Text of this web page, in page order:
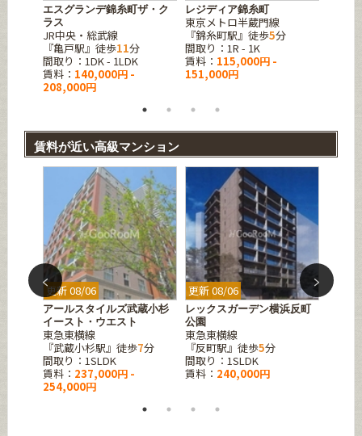
エスグランデ錦糸町ザ・ク
ラス
JR中央・総武線
『亀戸駅』徒歩11分
間取り：1DK - 1LDK
賃料： 140,000円 -
208,000円
レジディア錦糸町
東京メトロ半蔵門線
『錦糸町駅』徒歩5分
間取り：1R - 1K
賃料： 115,000円 -
151,000円
賃料が近い高級マンション
更新 08/06
アールスタイルズ武蔵小杉
イースト・ウエスト
東急東横線
『武蔵小杉駅』徒歩7分
間取り：1SLDK
賃料： 237,000円 -
254,000円
更新 08/06
レックスガーデン横浜反町
公園
東急東横線
『反町駅』徒歩5分
間取り：1SLDK
賃料： 240,000円
更新